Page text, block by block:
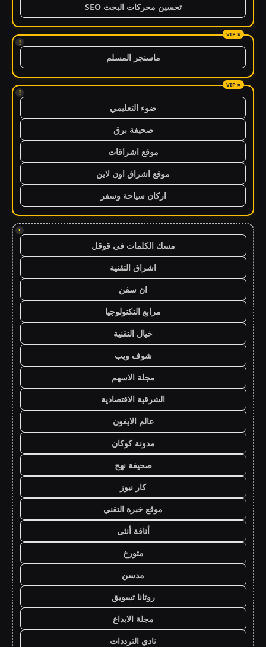
تحسين محركات البحث SEO
!
ماسنجر المسلم
!
ضوء التعليمي
صحيفة برق
موقع اشراقات
موقع اشراق اون لاين
اركان سياحة وسفر
!
مسك الكلمات في قوقل
اشراق التقنية
ان سفن
مرابع التكنولوجيا
خيال التقنية
شوف ويب
مجلة الاسهم
الشرقية الاقتصادية
عالم الايفون
مدونة كوكان
صحيفة نهج
كار نيوز
موقع خبرة التقني
أناقة أنثى
متورخ
مدسن
روتانا تسويق
مجلة الابداع
نادي الترددات